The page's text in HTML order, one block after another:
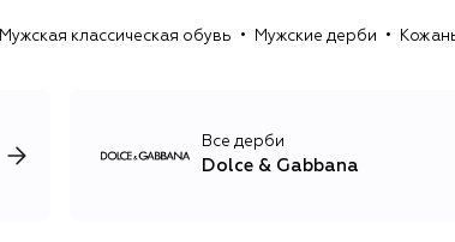
год Dolce & Gabbana представляют коллекцию
Мужская классическая обувь Мужские дерби
Все дерби
Dolce & Gabbana